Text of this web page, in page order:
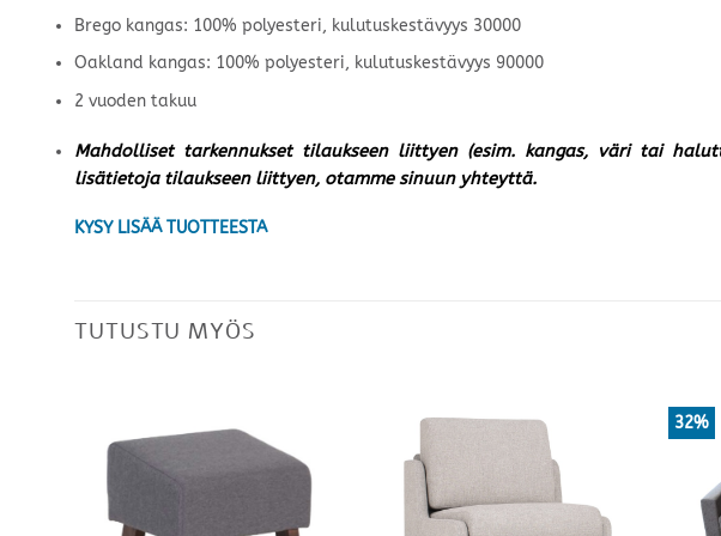
Brego kangas: 100% polyesteri, kulutuskestävyys 30000
Oakland kangas: 100% polyesteri, kulutuskestävyys 90000
2 vuoden takuu
Mahdolliset tarkennukset tilaukseen liittyen (esim. kangas, väri tai
lisätietoja tilaukseen liittyen, otamme sinuun yhteyttä.
KYSY LISÄÄ TUOTTEESTA
TUTUSTU MYÖS
32%